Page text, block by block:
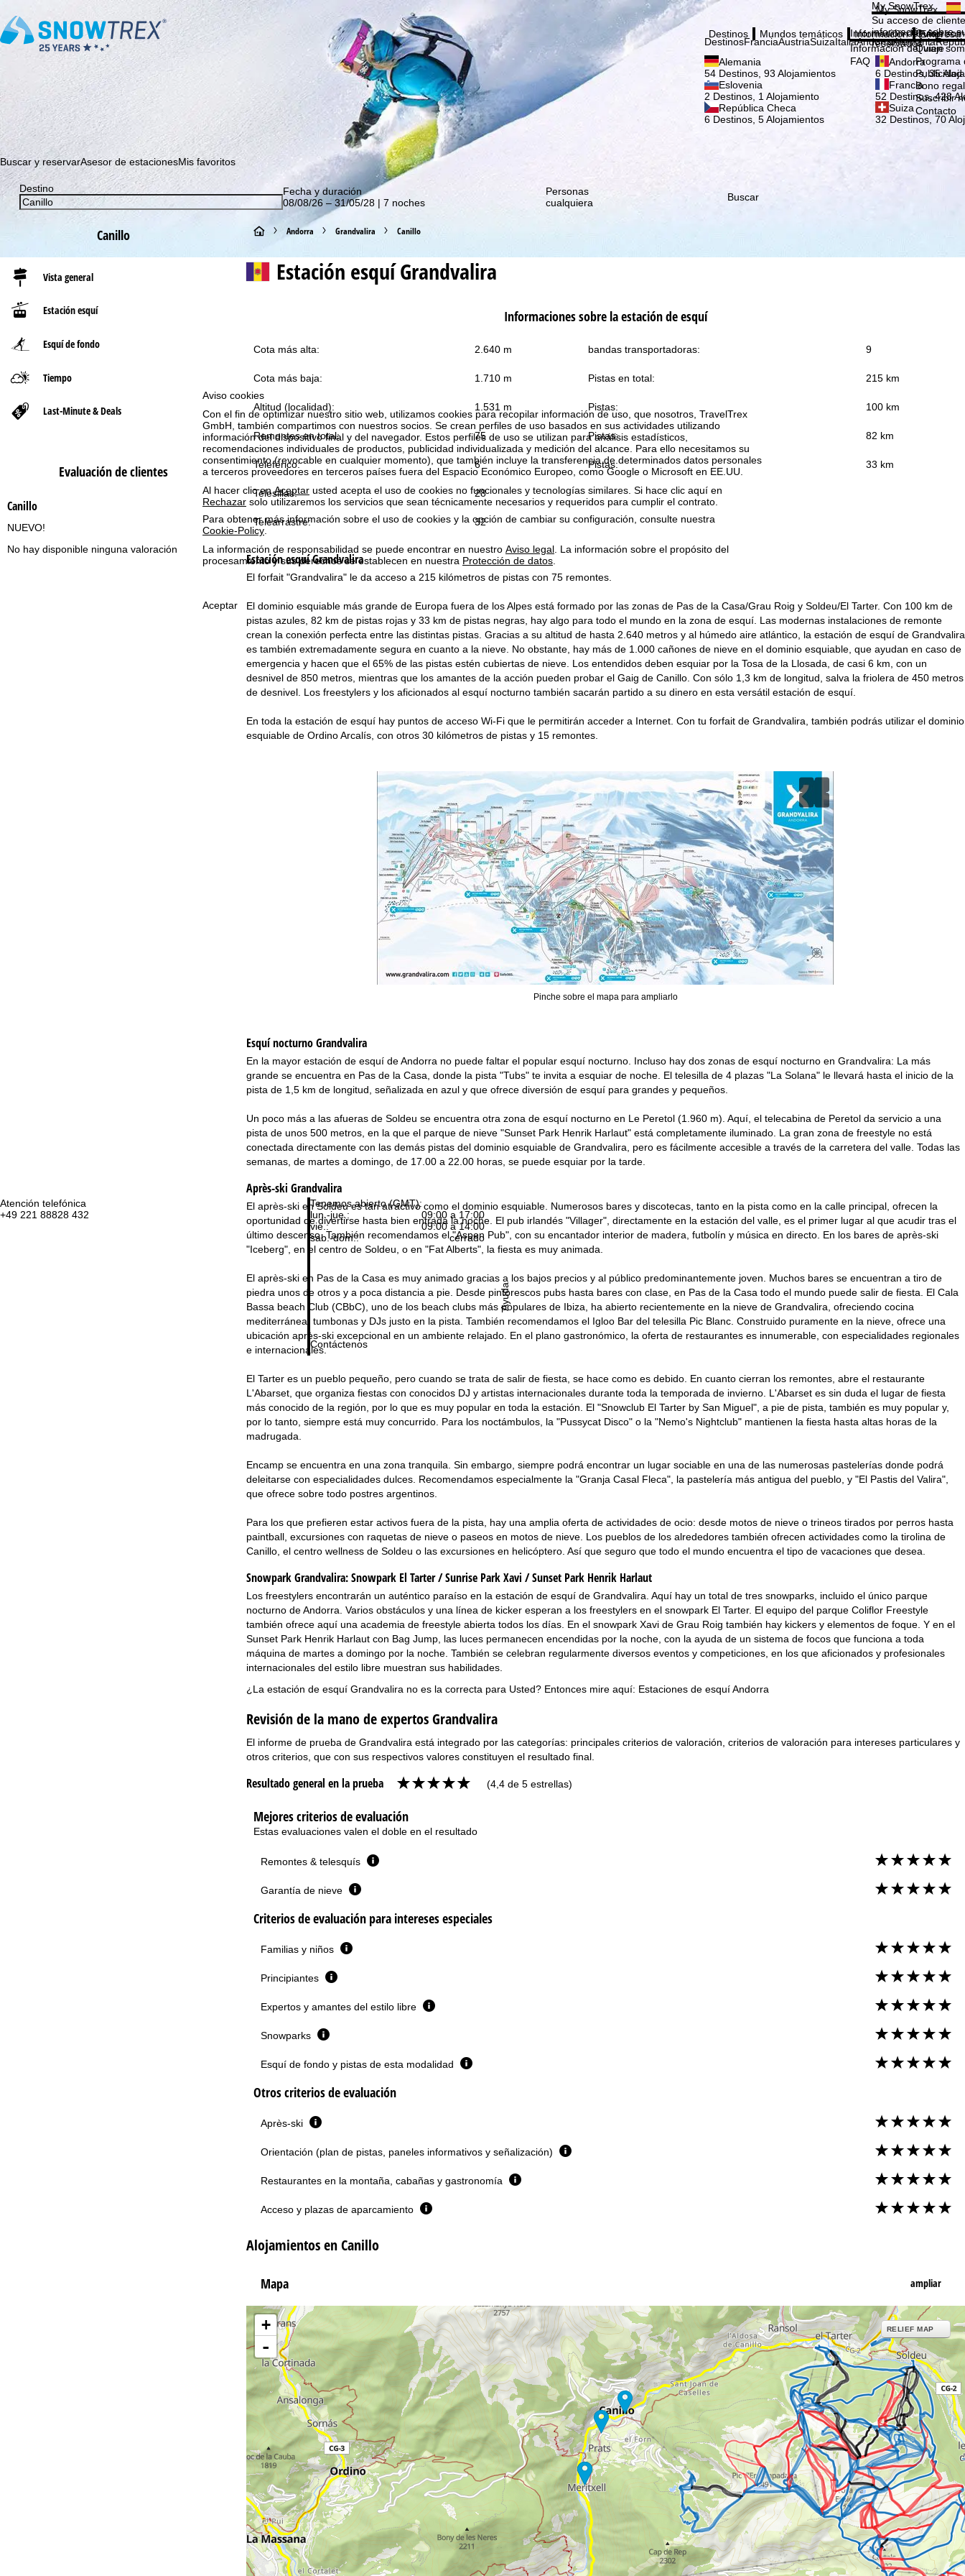
Aviso cookies
Con el fin de optimizar nuestro sitio web, utilizamos cookies para recopilar información de uso, que nosotros, TravelTrex
GmbH, también compartimos con nuestros socios. Se crean perfiles de uso basados en sus actividades utilizando
información del dispositivo final y del navegador. Estos perfiles de uso se utilizan para análisis estadísticos,
recomendaciones individuales de productos, publicidad individualizada y medición del alcance. Para ello necesitamos su
consentimiento (revocable en cualquier momento), que también incluye la transferencia de determinados datos personales
a terceros proveedores en terceros países fuera del Espacio Económico Europeo, como Google o Microsoft en EE.UU.
Al hacer clic enAceptar usted acepta el uso de cookies no funcionales y tecnologías similares. Si hace clic aquí en
Rechazar solo utilizaremos los servicios que sean técnicamente necesarios y requeridos para cumplir el contrato.
Para obtener más información sobre el uso de cookies y la opción de cambiar su configuración, consulte nuestra
Cookie-Policy
La información de responsabilidad se puede encontrar en nuestro Aviso legal . La información sobre el propósito del
procesamiento y sus derechos se establecen en nuestra Protección de datos
Aceptar
Atención telefónica
+49 221 88828 432
Tenemos abierto (GMT):
lun.-jue.:
09:00 a 17:00
vie.:
09:00 a 14:00
sab.-dom.:
cerrado
Contáctenos
Ayuda
¡Suscríbase a nuestro boletín y sea el primero en enterarse de nuestras promociones!
My SnowTrex
My SnowTrex
Su acceso de
información sobre
reservados.
Destinos
DestinosFranciaAustriaSuizaItaliaAndorraAlemania
Alemania
54 Destinos, 93 Alojamientos
Andorra
6 Destinos, 35
Eslovenia
2 Destinos, 1 Alojamiento
Francia
52 Destinos, 428
República Checa
6 Destinos, 5 Alojamientos
Suiza
32 Destinos, 70
Mundos temáticos Información
Información del viaje
Información del viaje
FAQ
Empresa
Quien
Quien
Programa
Bono
Suscribir
Contacto
Buscar y reservarAsesor de estacionesMis favoritos
Destino
Fecha y duración
08/08/26 – 31/05/28 | 7 noches
Personas
cualquiera
Buscar
Canillo
Vista general
Estación esquí
Esquí de fondo
Tiempo
Last-Minute & Deals
Evaluación de clientes
Canillo
NUEVO!
No hay disponible ninguna valoración
P
á
n
a
p
r
i
n
c
i
p
a
Andorra Grandvalira Canillo
Estación esquíGrandvalira
Informaciones sobre la estación de esquí
Cota más alta: 2.640 m bandas transportadoras: 9
Cota más baja: 1.710 m Pistas en total: 215 km
Altitud (localidad): 1.531 m Pistas: 100 km
Remontes en total: 75 Pistas: 82 km
Teleférico: 6 Pistas: 33 km
Telesillas: 28
Telearrastre: 32
Estación esquíGrandvalira
El forfait "Grandvalira" le da acceso a 215 kilómetros de pistas con 75 remontes.
El dominio esquiable más grande de Europa fuera de los Alpes está formado por las zonas de Pas de la Casa/Grau Roig y Soldeu/El Tarter. Con 100 km de
pistas azules, 82 km de pistas rojas y 33 km de pistas negras, hay algo para todo el mundo en la zona de esquí. Las modernas instalaciones de remonte
crean la conexión perfecta entre las distintas pistas. Gracias a su altitud de hasta 2.640 metros y al húmedo aire atlántico, la estación de esquí de Grandvalira
es también extremadamente segura en cuanto a la nieve. No obstante, hay más de 1.000 cañones de nieve en el dominio esquiable, que ayudan en caso de
emergencia y hacen que el 65% de las pistas estén cubiertas de nieve. Los entendidos deben esquiar por la Tosa de la Llosada, de casi 6 km, con un
desnivel de 850 metros, mientras que los amantes de la acción pueden probar el Gaig de Canillo. Con sólo 1,3 km de longitud, salva la friolera de 450 metros
de desnivel. Los freestylers y los aficionados al esquí nocturno también sacarán partido a su dinero en esta versátil estación de esquí.
En toda la estación de esquí hay puntos de acceso Wi-Fi que le permitirán acceder a Internet. Con tu forfait de Grandvalira, también podrás utilizar el dominio
esquiable de Ordino Arcalís, con otros 30 kilómetros de pistas y 15 remontes.
Pinche sobre el mapa para ampliarlo
Esquí nocturnoGrandvalira
En la mayor estación de esquí de Andorra no puede faltar el popular esquí nocturno. Incluso hay dos zonas de esquí nocturno en Grandvalira: La más
grande se encuentra en Pas de la Casa, donde la pista "Tubs" te invita a esquiar de noche. El telesilla de 4 plazas "La Solana" le llevará hasta el inicio de la
pista de 1,5 km de longitud, señalizada en azul y que ofrece diversión de esquí para grandes y pequeños.
Un poco más a las afueras de Soldeu se encuentra otra zona de esquí nocturno en Le Peretol (1.960 m). Aquí, el telecabina de Peretol da servicio a una
pista de unos 500 metros, en la que el parque de nieve "Sunset Park Henrik Harlaut" está completamente iluminado. La gran zona de freestyle no está
conectada directamente con las demás pistas del dominio esquiable de Grandvalira, pero es fácilmente accesible a través de la carretera del valle. Todas las
semanas, de martes a domingo, de 17.00 a 22.00 horas, se puede esquiar por la tarde.
Après-ski Grandvalira
El après-ski en Soldeu es tan atractivo como el dominio esquiable. Numerosos bares y discotecas, tanto en la pista como en la calle principal, ofrecen la
oportunidad de divertirse hasta bien entrada la noche. El pub irlandés "Villager", directamente en la estación del valle, es el primer lugar al que acudir tras el
último descenso. También recomendamos el "Aspen Pub", con su encantador interior de madera, futbolín y música en directo. En los bares de après-ski
"Iceberg", en el centro de Soldeu, o en "Fat Alberts", la fiesta es muy animada.
El après-ski en Pas de la Casa es muy animado gracias a los bajos precios y al público predominantemente joven. Muchos bares se encuentran a tiro de
piedra unos de otros y a poca distancia a pie. Desde pintorescos pubs hasta bares con clase, en Pas de la Casa todo el mundo puede salir de fiesta. El Cala
Bassa beach Club (CBbC), uno de los beach clubs más populares de Ibiza, ha abierto recientemente en la nieve de Grandvalira, ofreciendo cocina
mediterránea, tumbonas y DJs justo en la pista. También recomendamos el Igloo Bar del telesilla Pic Blanc. Construido puramente en la nieve, ofrece una
ubicación après-ski excepcional en un ambiente relajado. En el plano gastronómico, la oferta de restaurantes es innumerable, con especialidades regionales
e internacionales.
El Tarter es un pueblo pequeño, pero cuando se trata de salir de fiesta, se hace como es debido. En cuanto cierran los remontes, abre el restaurante
L'Abarset, que organiza fiestas con conocidos DJ y artistas internacionales durante toda la temporada de invierno. L'Abarset es sin duda el lugar de fiesta
más conocido de la región, por lo que es muy popular en toda la estación. El "Snowclub El Tarter by San Miguel", a pie de pista, también es muy popular y,
por lo tanto, siempre está muy concurrido. Para los noctámbulos, la "Pussycat Disco" o la "Nemo's Nightclub" mantienen la fiesta hasta altas horas de la
madrugada.
Encamp se encuentra en una zona tranquila. Sin embargo, siempre podrá encontrar un lugar sociable en una de las numerosas pastelerías donde podrá
deleitarse con especialidades dulces. Recomendamos especialmente la "Granja Casal Fleca", la pastelería más antigua del pueblo, y "El Pastis del Valira",
que ofrece sobre todo postres argentinos.
Para los que prefieren estar activos fuera de la pista, hay una amplia oferta de actividades de ocio: desde motos de nieve o trineos tirados por perros hasta
paintball, excursiones con raquetas de nieve o paseos en motos de nieve. Los pueblos de los alrededores también ofrecen actividades como la tirolina de
Canillo, el centro wellness de Soldeu o las excursiones en helicóptero. Así que seguro que todo el mundo encuentra el tipo de vacaciones que desea.
Snowpark Grandvalira:Snowpark El Tarter / Sunrise Park Xavi / Sunset Park Henrik Harlaut
Los freestylers encontrarán un auténtico paraíso en la estación de esquí de Grandvalira. Aquí hay un total de tres snowparks, incluido el único parque
nocturno de Andorra. Varios obstáculos y una línea de kicker esperan a los freestylers en el snowpark El Tarter. El equipo del parque Coliflor Freestyle
también ofrece aquí una academia de freestyle abierta todos los días. En el snowpark Xavi de Grau Roig también hay kickers y elementos de foque. Y en el
Sunset Park Henrik Harlaut con Bag Jump, las luces permanecen encendidas por la noche, con la ayuda de un sistema de focos que funciona a toda
máquina de martes a domingo por la noche. También se celebran regularmente diversos eventos y competiciones, en los que aficionados y profesionales
internacionales del estilo libre muestran sus habilidades.
¿La estación de esquí Grandvalira no es la correcta para Usted? Entonces mire aquí: Estaciones de esquí Andorra
Revisión de la mano de expertos Grandvalira
El informe de prueba de Grandvalira está integrado por las categorías: principales criterios de valoración, criterios de valoración para intereses particulares y
otros criterios, que con sus respectivos valores constituyen el resultado final.
Resultado general en la prueba (4,4 de 5 estrellas)
Mejores criterios de evaluación
Estas evaluaciones valen el doble en el resultado
Remontes & telesquís
Garantía de nieve
Criterios de evaluación para intereses especiales
Familias y niños
Principiantes
Expertos y amantes del estilo libre
Snowparks
Esquí de fondo y pistas de esta modalidad
Otros criterios de evaluación
Après-ski
Orientación (plan de pistas, paneles informativos y señalización)
Restaurantes en la montaña, cabañas y gastronomía
Acceso y plazas de aparcamiento
Alojamientos en Canillo
Mapa ampliar
+
-
RELIEF MAP